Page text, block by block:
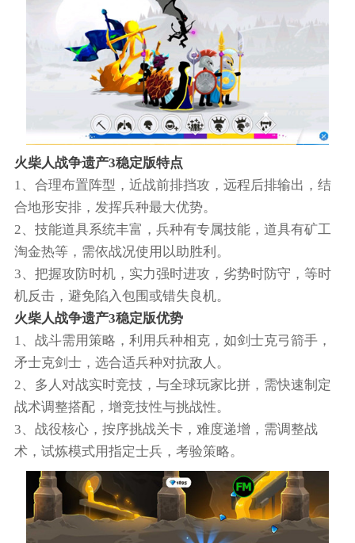
火柴人战争遗产3稳定版特点
1、合理布置阵型，近战前排挡攻，远程后排输出，结
合地形安排，发挥兵种最大优势。
2、技能道具系统丰富，兵种有专属技能，道具有矿工
淘金热等，需依战况使用以助胜利。
3、把握攻防时机，实力强时进攻，劣势时防守，等时
机反击，避免陷入包围或错失良机。
火柴人战争遗产3稳定版优势
1、战斗需用策略，利用兵种相克，如剑士克弓箭手，
矛士克剑士，选合适兵种对抗敌人。
2、多人对战实时竞技，与全球玩家比拼，需快速制定
战术调整搭配，增竞技性与挑战性。
3、战役核心，按序挑战关卡，难度递增，需调整战
术，试炼模式用指定士兵，考验策略。